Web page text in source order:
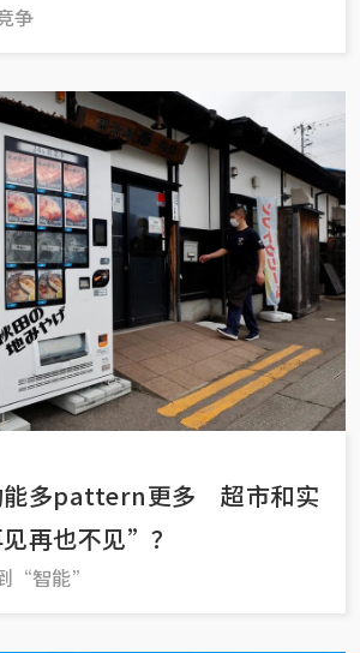
争
能多pattern更多 超市和实
再也不见”？
“智能”